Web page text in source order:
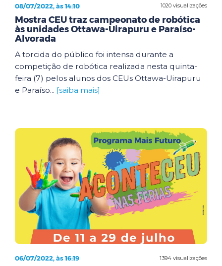
1020 visualizações
08/07/2022, às 14:10
Mostra CEU traz campeonato de robótica
às unidades Ottawa-Uirapuru e Paraíso-
Alvorada
A torcida do público foi intensa durante a
competição de robótica realizada nesta quinta-
feira (7) pelos alunos dos CEUs Ottawa-Uirapuru
e Paraíso... [saiba mais]
1394 visualizações
06/07/2022, às 16:19